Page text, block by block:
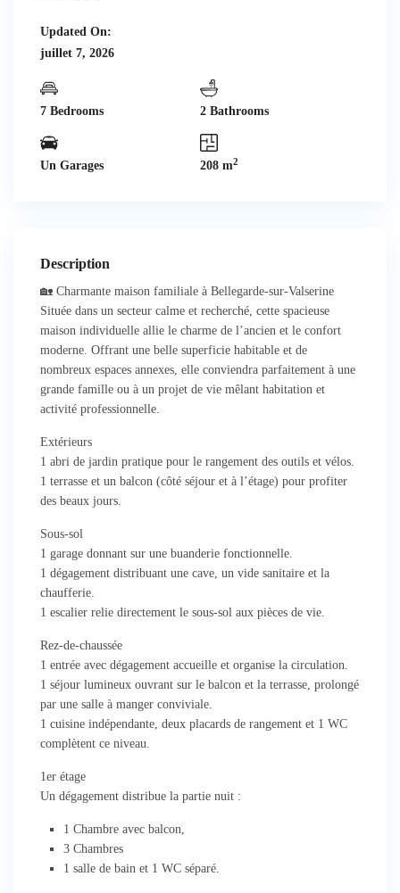
Updated On:
juillet 7, 2026
7 Bedrooms 2 Bathrooms
Un Garages 208 m2
Description
🏡 Charmante maison familiale à Bellegarde-sur-Valserine
Située dans un secteur calme et recherché, cette spacieuse
maison individuelle allie le charme de l’ancien et le confort
moderne. Offrant une belle superficie habitable et de
nombreux espaces annexes, elle conviendra parfaitement à une
grande famille ou à un projet de vie mêlant habitation et
activité professionnelle.
Extérieurs
1 abri de jardin pratique pour le rangement des outils et vélos.
1 terrasse et un balcon (côté séjour et à l’étage) pour profiter
des beaux jours.
Sous-sol
1 garage donnant sur une buanderie fonctionnelle.
1 dégagement distribuant une cave, un vide sanitaire et la
chaufferie.
1 escalier relie directement le sous-sol aux pièces de vie.
Rez-de-chaussée
1 entrée avec dégagement accueille et organise la circulation.
1 séjour lumineux ouvrant sur le balcon et la terrasse, prolongé
par une salle à manger conviviale.
1 cuisine indépendante, deux placards de rangement et 1 WC
complètent ce niveau.
1er étage
Un dégagement distribue la partie nuit :
1 Chambre avec balcon,
3 Chambres
1 salle de bain et 1 WC séparé.